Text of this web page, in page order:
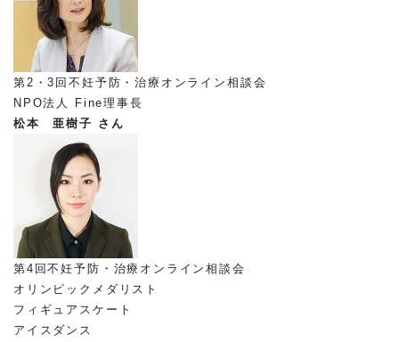
第2・3回不妊予防・治療オンライン相談会
NPO法人 Fine理事長
松本 亜樹子 さん
第4回不妊予防・治療オンライン相談会
オリンピックメダリスト
フィギュアスケート
アイスダンス